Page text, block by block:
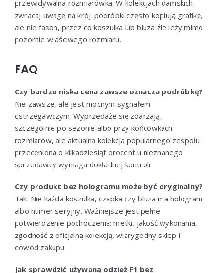
przewidywalna rozmiarówka. W kolekcjach damskich
zwracaj uwagę na krój: podróbki często kopiują grafikę,
ale nie fason, przez co koszulka lub bluza źle leży mimo
pozornie właściwego rozmiaru.
FAQ
Czy bardzo niska cena zawsze oznacza podróbkę?
Nie zawsze, ale jest mocnym sygnałem
ostrzegawczym. Wyprzedaże się zdarzają,
szczególnie po sezonie albo przy końcówkach
rozmiarów, ale aktualna kolekcja popularnego zespołu
przeceniona o kilkadziesiąt procent u nieznanego
sprzedawcy wymaga dokładnej kontroli.
Czy produkt bez hologramu może być oryginalny?
Tak. Nie każda koszulka, czapka czy bluza ma hologram
albo numer seryjny. Ważniejsze jest pełne
potwierdzenie pochodzenia: metki, jakość wykonania,
zgodność z oficjalną kolekcją, wiarygodny sklep i
dowód zakupu.
Jak sprawdzić używaną odzież F1 bez